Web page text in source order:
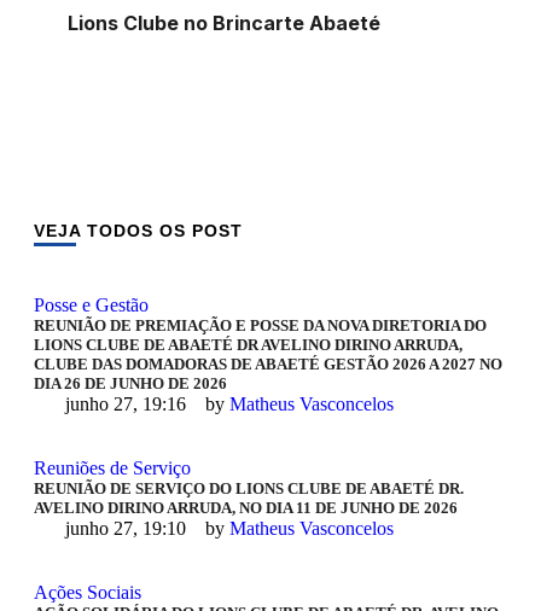
Lions Clube no Brincarte Abaeté
VEJA TODOS OS POST
Posse e Gestão
REUNIÃO DE PREMIAÇÃO E POSSE DA NOVA DIRETORIA DO
LIONS CLUBE DE ABAETÉ DR AVELINO DIRINO ARRUDA,
CLUBE DAS DOMADORAS DE ABAETÉ GESTÃO 2026 A 2027 NO
DIA 26 DE JUNHO DE 2026
junho 27, 19:16 by Matheus Vasconcelos
Reuniões de Serviço
REUNIÃO DE SERVIÇO DO LIONS CLUBE DE ABAETÉ DR.
AVELINO DIRINO ARRUDA, NO DIA 11 DE JUNHO DE 2026
junho 27, 19:10 by Matheus Vasconcelos
Ações Sociais